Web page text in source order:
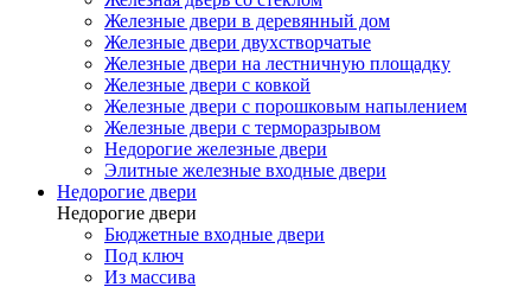
Железные двери в деревянный дом
Железные двери двухстворчатые
Железные двери на лестничную площадку
Железные двери с ковкой
Железные двери с порошковым напылением
Железные двери с терморазрывом
Недорогие железные двери
Элитные железные входные двери
Недорогие двери
Недорогие двери
Бюджетные входные двери
Под ключ
Из массива